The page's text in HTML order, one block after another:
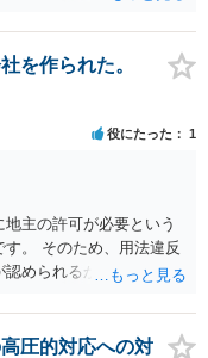
せんが、提案するのは
を作られた。
役にたった 1
主の許可が必要という
。 そのため、用法違反
められるかどうかが問
）特約があると評価で
後に賃借人が建物を店舗
圧的対応への対